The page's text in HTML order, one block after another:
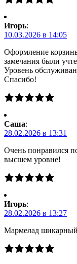
Игорь:
10.03.2026 в 14:05
Оформление
замечания были
Уровень
Спасибо!
Саша:
28.02.2026 в 13:31
Очень понравился
высшем уровне!
Игорь:
28.02.2026 в 13:27
Мармелад